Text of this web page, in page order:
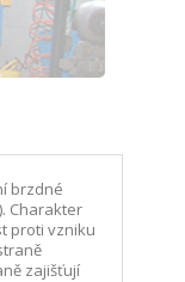
brzdné
Charakter
proti vzniku
zajišťují